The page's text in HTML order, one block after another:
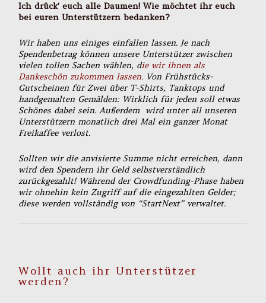
Ich drück’ euch alle Daumen! Wie möchtet ihr euch
bei euren Unterstützern bedanken?
Wir haben uns einiges einfallen lassen. Je nach
Spendenbetrag können unsere Unterstützer zwischen
vielen tollen Sachen wählen, die wir ihnen als
Dankeschön zukommen lassen. Von Frühstücks-
Gutscheinen für Zwei über T-Shirts, Tanktops und
handgemalten Gemälden: Wirklich für jeden soll etwas
Schönes dabei sein. Außerdem wird unter all unseren
Unterstützern monatlich drei Mal ein ganzer Monat
Freikaffee verlost.
Sollten wir die anvisierte Summe nicht erreichen, dann
wird den Spendern ihr Geld selbstverständlich
zurückgezahlt! Während der Crowdfunding-Phase haben
wir ohnehin kein Zugriff auf die eingezahlten Gelder;
diese werden vollständig von “StartNext” verwaltet.
Wollt auch ihr Unterstützer
werden?